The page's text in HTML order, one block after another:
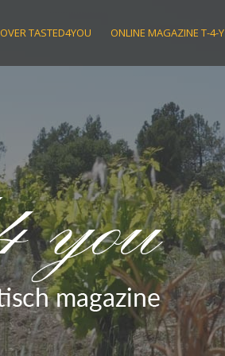
OVER TASTED4YOU ONLINE MAGAZINE T-4-Y